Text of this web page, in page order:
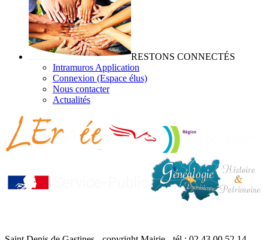
RESTONS CONNECTÉS
Intramuros Application
Connexion (Espace élus)
Nous contacter
Actualités